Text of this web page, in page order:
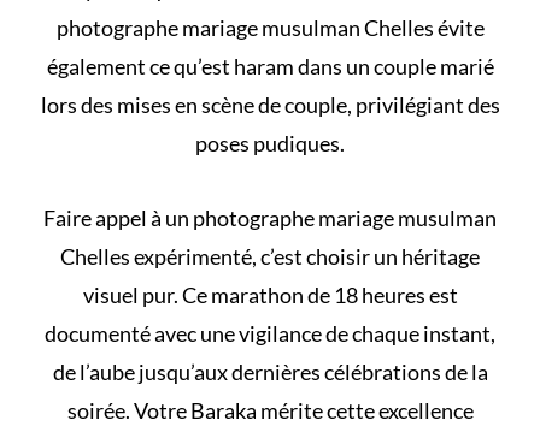
photographe mariage musulman Chelles évite
égalementce qu’est haram dans un couple marié
lors des mises en scène de couple, privilégiant des
poses pudiques.
Faire appel à un photographe mariage musulman
Chelles expérimenté, c’est choisir un héritage
visuel pur. Ce marathon de 18 heures est
documenté avec une vigilance de chaque instant,
de l’aube jusqu’aux dernières célébrations de la
soirée. Votre Baraka mérite cette excellence